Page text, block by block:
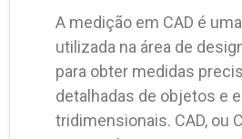
A medição em CAD é
utilizada na área de
para obter medidas
detalhadas de objetos e
tridimensionais. CAD, ou